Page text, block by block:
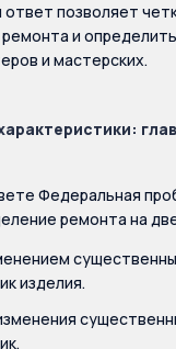
позволяет
ремонта и
и мастерских.
Федеральная
ремонта на
изделия.